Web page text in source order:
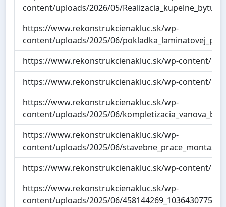
content/uploads/2026/05/
https://www.rekonstrukcienakluc.sk/wp-
content/uploads/2025/06/
https://www.rekonstrukcienakluc.sk/wp-content/
https://www.rekonstrukcienakluc.sk/wp-content/
https://www.rekonstrukcienakluc.sk/wp-
content/uploads/2025/06/
https://www.rekonstrukcienakluc.sk/wp-
content/uploads/2025/06/
https://www.rekonstrukcienakluc.sk/wp-content/
https://www.rekonstrukcienakluc.sk/wp-
content/uploads/2025/06/